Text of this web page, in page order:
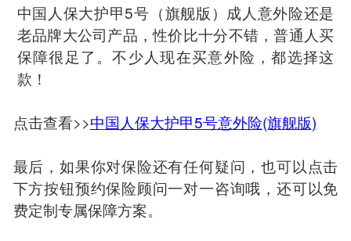
中国人保大护甲5号（旗舰版）成人意外险还是
老品牌大公司产品，性价比十分不错，普通人买
保障很足了。不少人现在买意外险，都选择这
款！
点击查看>>中国人保大护甲5号意外险(旗舰版)
最后，如果你对保险还有任何疑问，也可以点击
下方按钮预约保险顾问一对一咨询哦，还可以免
费定制专属保障方案。